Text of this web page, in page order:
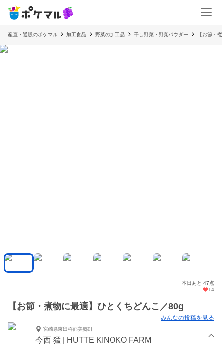
産直・通販のポケマル 加工食品 野菜の加工品 干し野菜・野菜パウダー 【お節・
本日あと 47点
14
【お節・煮物に最適】ひとくちどんこ／80g
みんなの投稿を見る
宮崎県東臼杵郡美郷町
今西 猛 | HUTTE KINOKO FARM